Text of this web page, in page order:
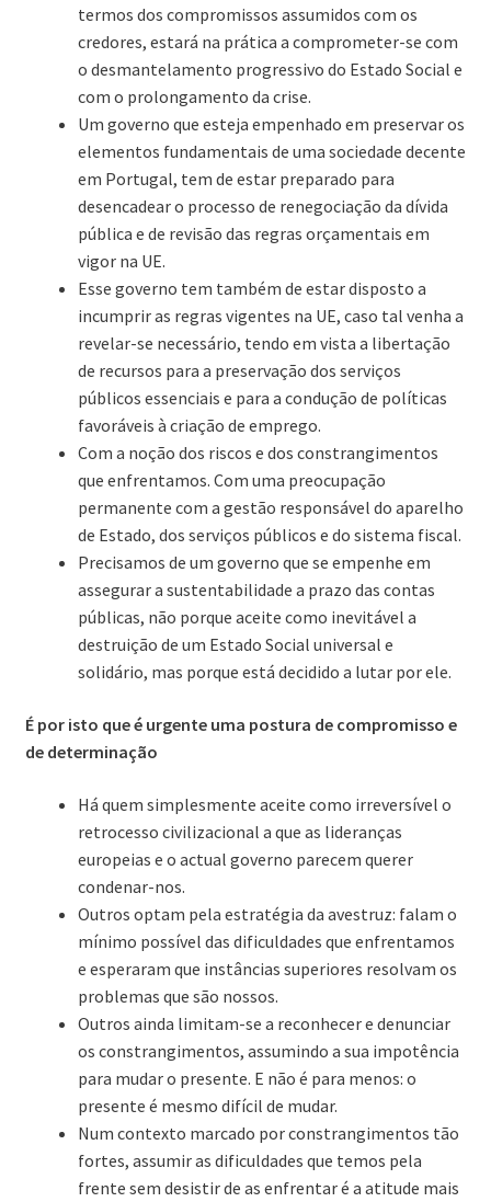
termos dos compromissos assumidos com os
credores, estará na prática a comprometer-se com
o desmantelamento progressivo do Estado Social e
com o prolongamento da crise.
Um governo que esteja empenhado em preservar os
elementos fundamentais de uma sociedade decente
em Portugal, tem de estar preparado para
desencadear o processo de renegociação da dívida
pública e de revisão das regras orçamentais em
vigor na UE.
Esse governo tem também de estar disposto a
incumprir as regras vigentes na UE, caso tal venha a
revelar-se necessário, tendo em vista a libertação
de recursos para a preservação dos serviços
públicos essenciais e para a condução de políticas
favoráveis à criação de emprego.
Com a noção dos riscos e dos constrangimentos
que enfrentamos. Com uma preocupação
permanente com a gestão responsável do aparelho
de Estado, dos serviços públicos e do sistema fiscal.
Precisamos de um governo que se empenhe em
assegurar a sustentabilidade a prazo das contas
públicas, não porque aceite como inevitável a
destruição de um Estado Social universal e
solidário, mas porque está decidido a lutar por ele.
É por isto que é urgente uma postura de compromisso e
de determinação
Há quem simplesmente aceite como irreversível o
retrocesso civilizacional a que as lideranças
europeias e o actual governo parecem querer
condenar-nos.
Outros optam pela estratégia da avestruz: falam o
mínimo possível das dificuldades que enfrentamos
e esperaram que instâncias superiores resolvam os
problemas que são nossos.
Outros ainda limitam-se a reconhecer e denunciar
os constrangimentos, assumindo a sua impotência
para mudar o presente. E não é para menos: o
presente é mesmo difícil de mudar.
Num contexto marcado por constrangimentos tão
fortes, assumir as dificuldades que temos pela
frente sem desistir de as enfrentar é a atitude mais